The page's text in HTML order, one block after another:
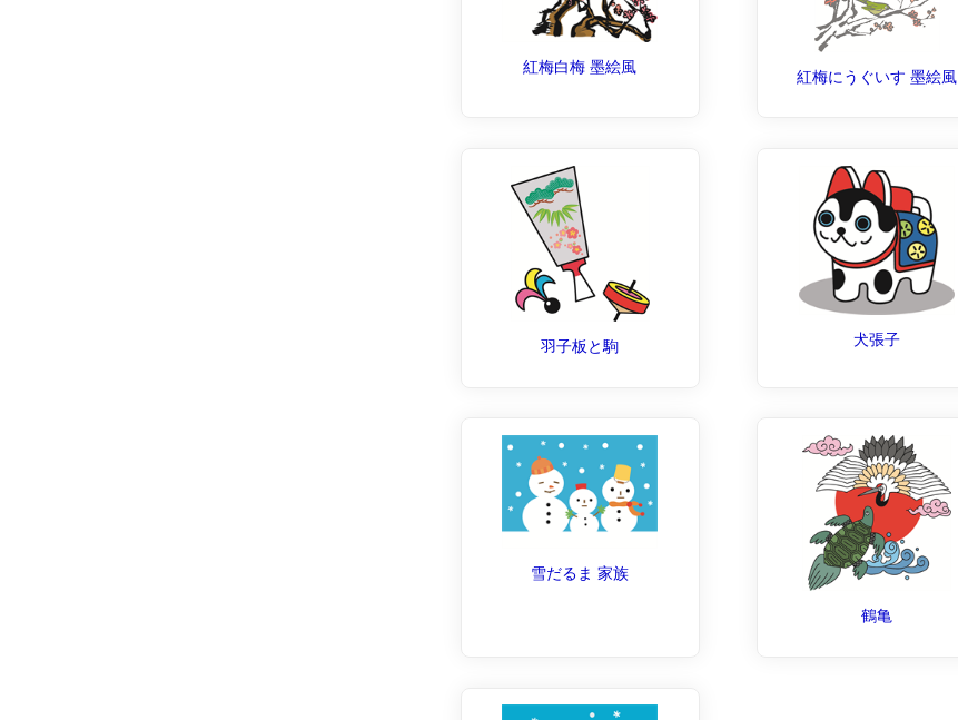
紅梅白梅 墨絵風
紅梅にうぐいす 墨絵風
羽子板と駒 犬張子
雪だるま 家族
鶴亀